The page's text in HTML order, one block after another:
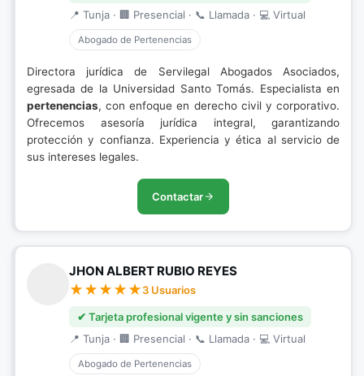
📍 Tunja · 🏢 Presencial · 📞 Llamada · 💻 Virtual
Abogado de Pertenencias
Directora jurídica de Servilegal Abogados Asociados,
egresada de la Universidad Santo Tomás. Especialista en
pertenencias, con enfoque en derecho civil y corporativo.
Ofrecemos asesoría jurídica integral, garantizando
protección y confianza. Experiencia y ética al servicio de
sus intereses legales.
Contactar
JHON ALBERT RUBIO REYES
3 Usuarios
✔ Tarjeta profesional vigente y sin sanciones
📍 Tunja · 🏢 Presencial · 📞 Llamada · 💻 Virtual
Abogado de Pertenencias